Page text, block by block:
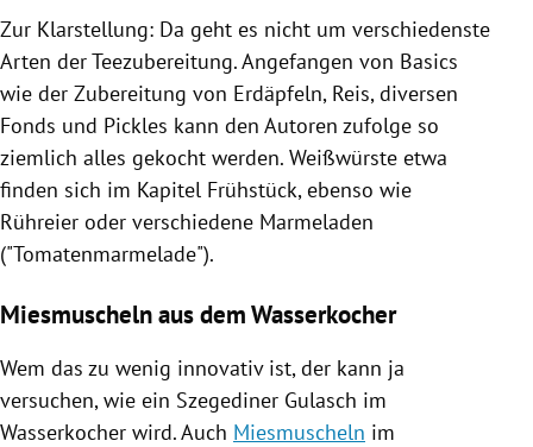
Zur Klarstellung: Da geht es nicht um verschiedenste
Arten der Teezubereitung. Angefangen von Basics
wie der Zubereitung von Erdäpfeln, Reis, diversen
Fonds und Pickles kann den Autoren zufolge so
ziemlich alles gekocht werden. Weißwürste etwa
finden sich im Kapitel Frühstück, ebenso wie
Rühreier oder verschiedene Marmeladen
("Tomatenmarmelade").
Miesmuscheln aus dem Wasserkocher
Wem das zu wenig innovativ ist, der kann ja
versuchen, wie ein Szegediner Gulasch im
Wasserkocher wird. Auch Miesmuscheln im